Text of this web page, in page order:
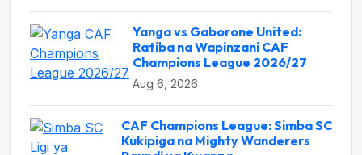
Yanga vs Gaborone United:
Ratiba na Wapinzani CAF
Champions League 2026/27
Aug 6, 2026
CAF Champions League: Simba SC
Kukipiga na Mighty Wanderers